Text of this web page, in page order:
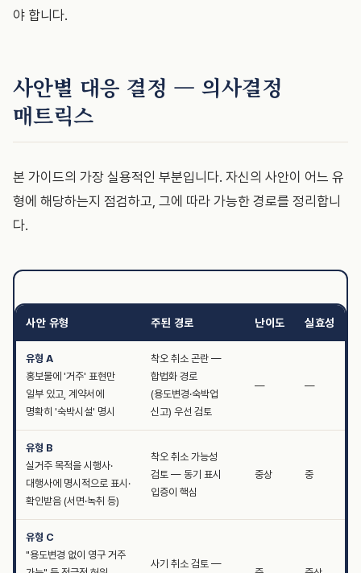
야 합니다.
사안별 대응 결정 — 의사결정
매트릭스
본 가이드의 가장 실용적인 부분입니다. 자신의 사안이 어느 유
형에 해당하는지 점검하고, 그에 따라 가능한 경로를 정리합니
다.
사안 유형 주된 경로 난이도 실효성
유형 A
홍보물에 '거주' 표현만
일부 있고, 계약서에
명확히 '숙박시설' 명시
착오 취소 곤란 —
합법화 경로
(용도변경·숙박업
신고) 우선 검토
— —
유형 B
실거주 목적을 시행사·
대행사에 명시적으로 표시·
확인받음 (서면·녹취 등)
착오 취소 가능성
검토 — 동기 표시
입증이 핵심
중상 중
유형 C
"용도변경 없이 영구 거주
사기 취소 검토 —